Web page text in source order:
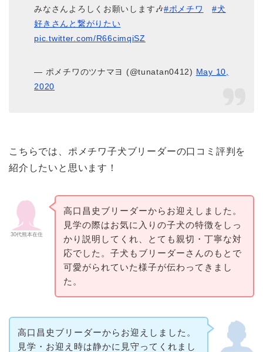
みなさんよろしくお願いします🎶#ポメチワ
#犬
好きさんと繋がりたい
pic.twitter.com/R66cimqiSZ
— ポメチワのツナマヨ (@tunatan0412) May 10,
2020
こちらでは、ポメチワ子犬ブリーダーの口コミ評判を
紹介したいと思います！
30代熊本在住
高口昌史ブリーダーからお迎えしました。
見学の際はお気に入りの子犬の特徴をしっ
かり説明してくれ、とても親切・丁寧な対
応でした。子犬もブリーダーさんのもとで
可愛がられていた様子が伝わってきまし
た。
高口昌史ブリーダーからお迎えしました。
見学・お迎え時は静かに見守ってくれまし